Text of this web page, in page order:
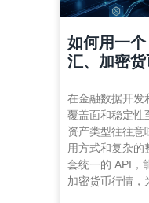
如何用一
汇、加密
在金融数据开发
覆盖面和稳定性
资产类型往往意
用方式和复杂的
套统一的 API，
加密货币行情，